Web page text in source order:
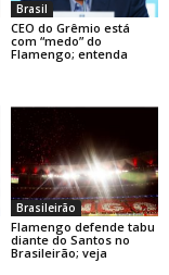
Brasil
CEO do Grêmio está
com “medo” do
Flamengo; entenda
Brasileirão
Flamengo defende tabu
diante do Santos no
Brasileirão; veja